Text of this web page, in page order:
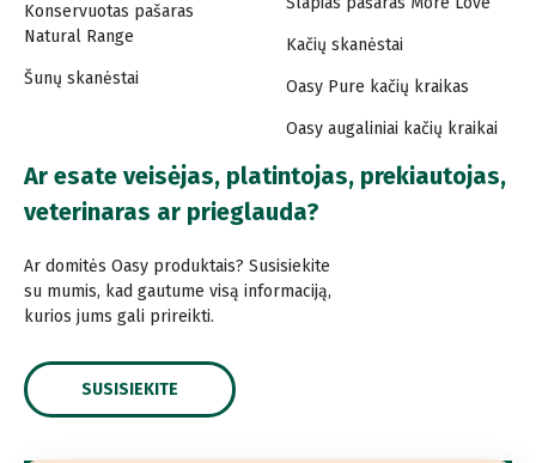
Konservuotas pašaras
Natural Range
Šunų skanėstai
Kačių skanėstai
Oasy Pure kačių kraikas
Oasy augaliniai kačių kraikai
Ar esate veisėjas, platintojas, prekiautojas,
veterinaras ar prieglauda?
Ar domitės Oasy produktais? Susisiekite
su mumis, kad gautume visą informaciją,
kurios jums gali prireikti.
SUSISIEKITE